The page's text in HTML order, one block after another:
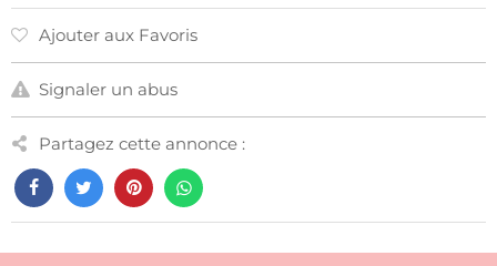
Ajouter aux Favoris
Signaler un abus
Partagez cette annonce :